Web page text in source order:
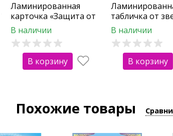
Ламинированная
карточка «Защита от
Тай Суй»
В наличии
В корзину
табличка от
В наличии
В корзину
Похожие товары